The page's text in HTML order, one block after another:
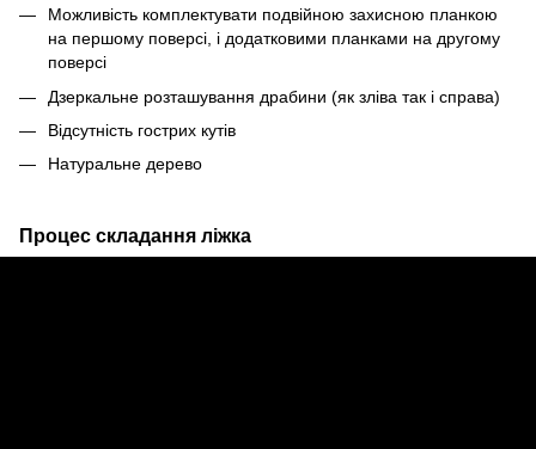
Можливість комплектувати подвійною захисною планкою
на першому поверсі, і додатковими планками на другому
поверсі
Дзеркальне розташування драбини (як зліва так і справа)
Відсутність гострих кутів
Натуральне дерево
Процес складання ліжка